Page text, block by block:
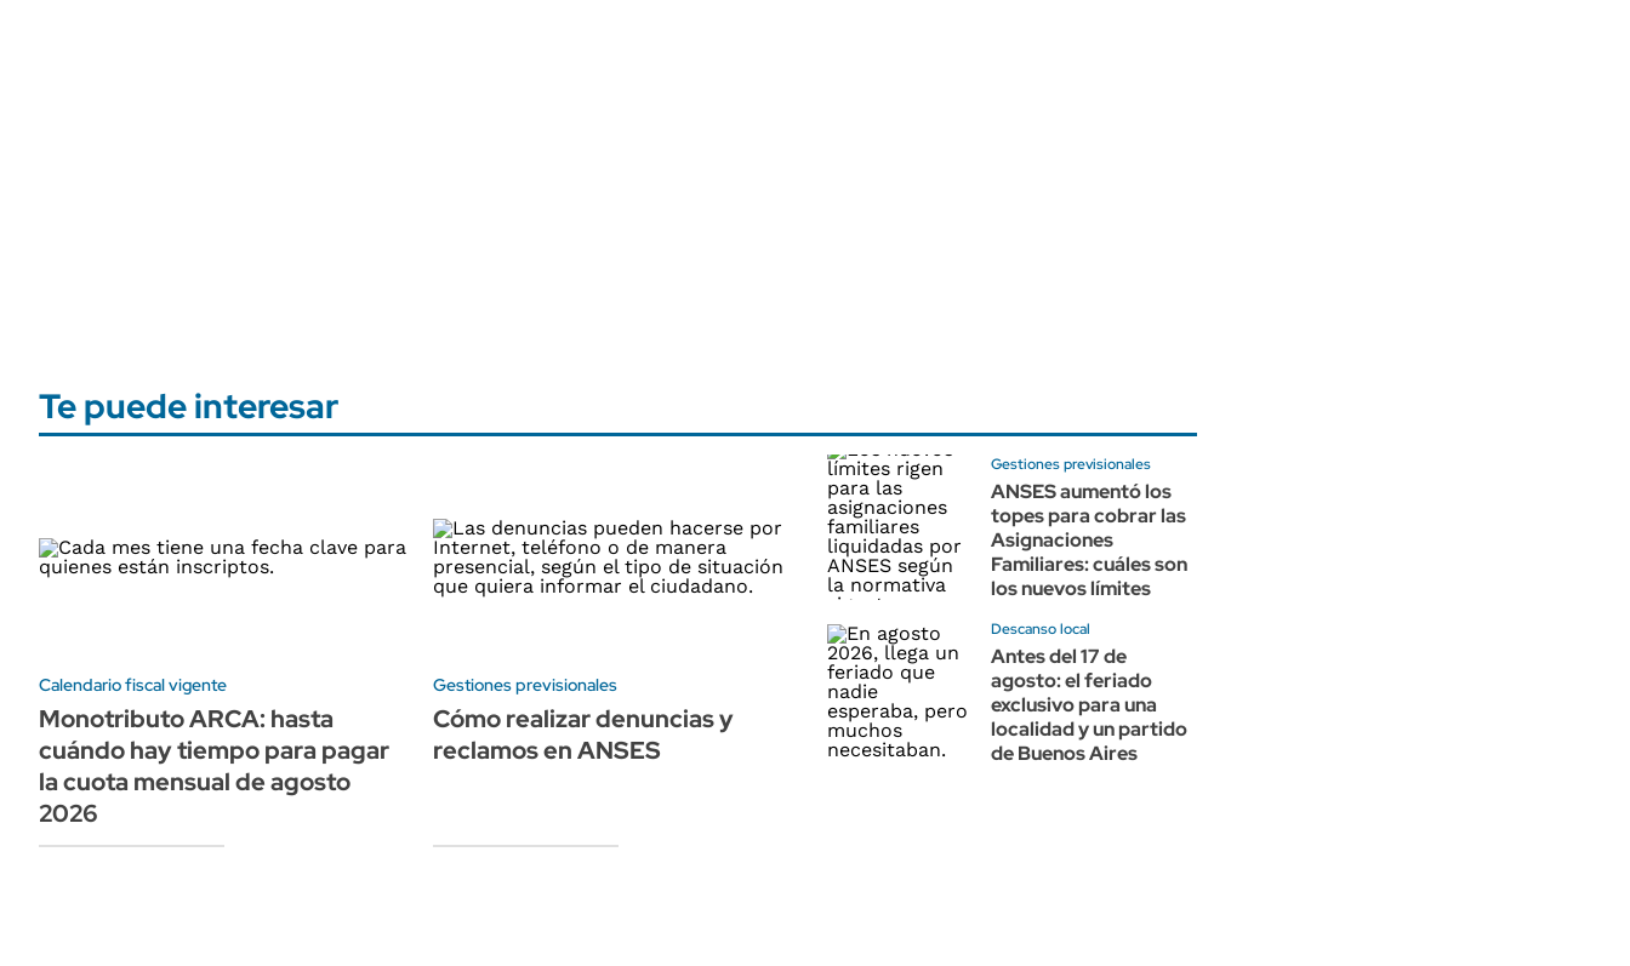
Te puede interesar
Calendario fiscal vigente
Monotributo ARCA: hasta
cuándo hay tiempo para pagar
la cuota mensual de agosto
2026
Gestiones previsionales
Cómo realizar denuncias y
reclamos en ANSES
Gestiones previsionales
ANSES aumentó los
topes para cobrar las
Asignaciones
Familiares: cuáles son
los nuevos límites
Descanso local
Antes del 17 de
agosto: el feriado
exclusivo para una
localidad y un partido
de Buenos Aires